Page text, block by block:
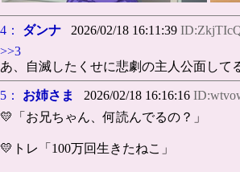
4： ダンナ 2026/02/18 16:11:39
>>3
あ、自滅したくせに悲劇の主人公面して
5： お姉さま 2026/02/18 16:16:16
💛「お兄ちゃん、何読んでるの？」
💛トレ「100万回生きたねこ」